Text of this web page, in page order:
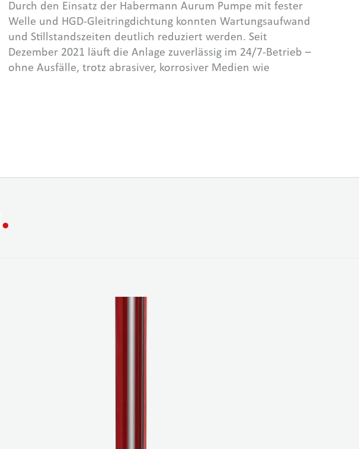
Durch den Einsatz der Habermann Aurum Pumpe mit fester
Welle und HGD-Gleitringdichtung konnten Wartungsaufwand
und Stillstandszeiten deutlich reduziert werden. Seit
Dezember 2021 läuft die Anlage zuverlässig im 24/7-Betrieb –
ohne Ausfälle, trotz abrasiver, korrosiver Medien wie